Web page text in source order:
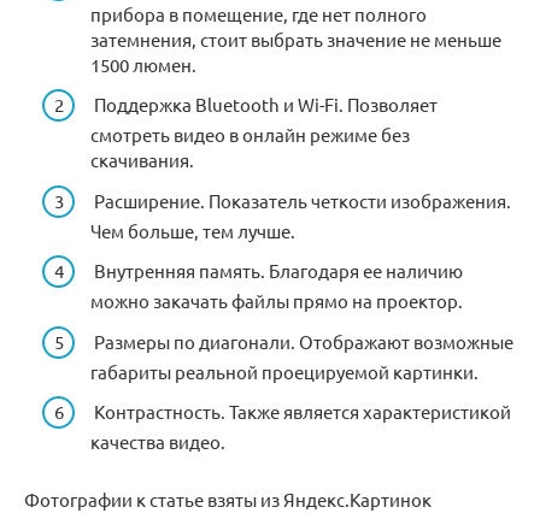
прибора в помещение, где нет полного
затемнения, стоит выбрать значение не меньше
1500 люмен.
Поддержка Bluetooth и Wi-Fi. Позволяет
смотреть видео в онлайн режиме без
скачивания.
Расширение. Показатель четкости изображения.
Чем больше, тем лучше.
Внутренняя память. Благодаря ее наличию
можно закачать файлы прямо на проектор.
Размеры по диагонали. Отображают возможные
габариты реальной проецируемой картинки.
Контрастность. Также является характеристикой
качества видео.
Фотографии к статье взяты из Яндекс.Картинок